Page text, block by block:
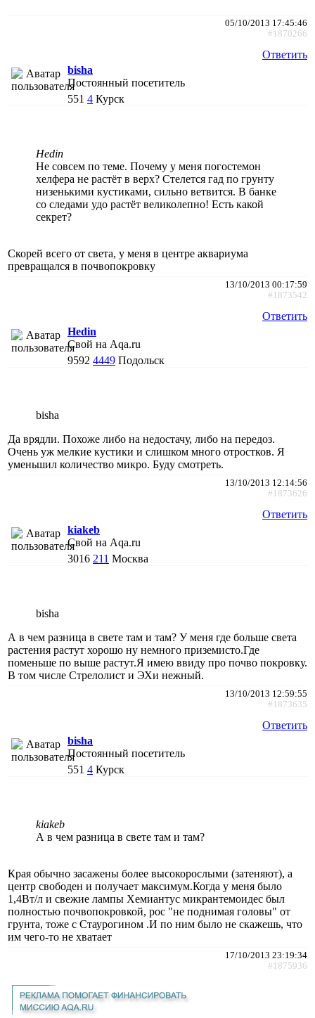
05/10/2013 17:45:46
#1870266
Ответить
bisha
Постоянный посетитель
551 4 Курск
Hedin
Не совсем по теме. Почему у меня погостемон
хелфера не растёт в верх? Стелется гад по грунту
низенькими кустиками, сильно ветвится. В банке
со следами удо растёт великолепно! Есть какой
секрет?
Скорей всего от света, у меня в центре аквариума
превращался в почвопокровку
13/10/2013 00:17:59
#1873542
Ответить
Hedin
Свой на Aqa.ru
9592 4449 Подольск
bisha
Да врядли. Похоже либо на недостачу, либо на передоз.
Очень уж мелкие кустики и слишком много отростков. Я
уменьшил количество микро. Буду смотреть.
13/10/2013 12:14:56
#1873626
Ответить
kiakeb
Свой на Aqa.ru
3016 211 Москва
bisha
А в чем разница в свете там и там? У меня где больше света
растения растут хорошо ну немного приземисто.Где
поменьше по выше растут.Я имею ввиду про почво покровку.
В том числе Стрелолист и ЭХи нежный.
13/10/2013 12:59:55
#1873635
Ответить
bisha
Постоянный посетитель
551 4 Курск
kiakeb
А в чем разница в свете там и там?
Края обычно засажены более высокорослыми (затеняют), а
центр свободен и получает максимум.Когда у меня было
1,4Вт/л и свежие лампы Хемиантус микрантемоидес был
полностью почвопокровкой, рос "не поднимая головы" от
грунта, тоже с Стаурогином .И по ним было не скажешь, что
им чего-то не хватает
17/10/2013 23:19:34
#1875936